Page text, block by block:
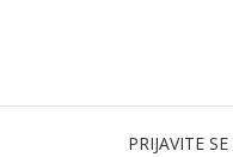
PRIJAVITE